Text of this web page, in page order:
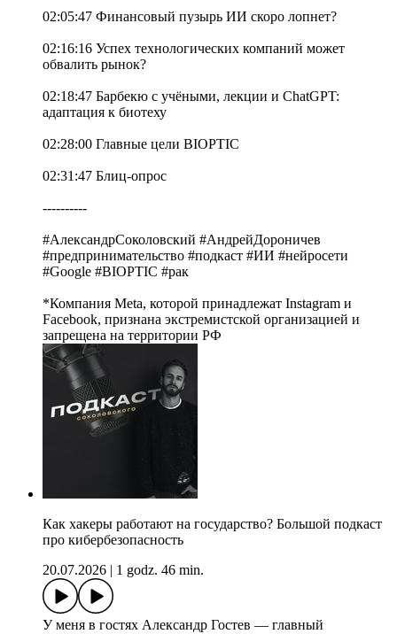
02:05:47 Финансовый пузырь ИИ скоро лопнет?
02:16:16 Успех технологических компаний может
обвалить рынок?
02:18:47 Барбекю с учёными, лекции и ChatGPT:
адаптация к биотеху
02:28:00 Главные цели BIOPTIC
02:31:47 Блиц-опрос
----------
#АлександрСоколовский #АндрейДороничев
#предпринимательство #подкаст #ИИ #нейросети
#Google #BIOPTIC #рак
*Компания Meta, которой принадлежат Instagram и
Facebook, признана экстремистской организацией и
запрещена на территории РФ
Как хакеры работают на государство? Большой подкаст
про кибербезопасность
20.07.2026
1 godz. 46 min.
У меня в гостях Александр Гостев — главный